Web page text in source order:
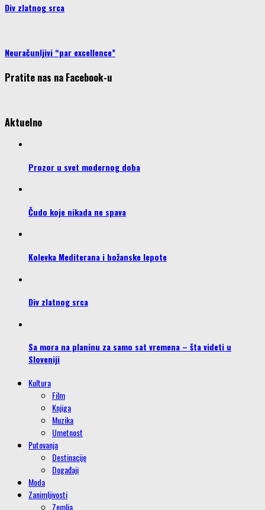
Div zlatnog srca
Neuračunljivi “par excellence”
Pratite nas na Facebook-u
Aktuelno
Prozor u svet modernog doba
Čudo koje nikada ne spava
Kolevka Mediterana i božanske lepote
Div zlatnog srca
Sa mora na planinu za samo sat vremena – šta videti u
Sloveniji
Kultura
Film
Knjiga
Muzika
Umetnost
Putovanja
Destinacije
Događaji
Moda
Zanimljivosti
Zemlja